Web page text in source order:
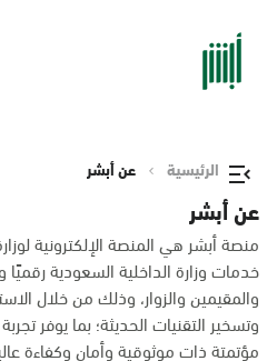
الرئيسية عن أبشر
عن أبشر
منصة أبشر هي المنصة الإلكترونية
خدمات وزارة الداخلية السعودية
والمقيمين والزوار، وذلك من خلال
وتسخير التقنيات الحديثة؛ بما يوفر
مؤتمتة ذات موثوقية وأمان وكفاءة